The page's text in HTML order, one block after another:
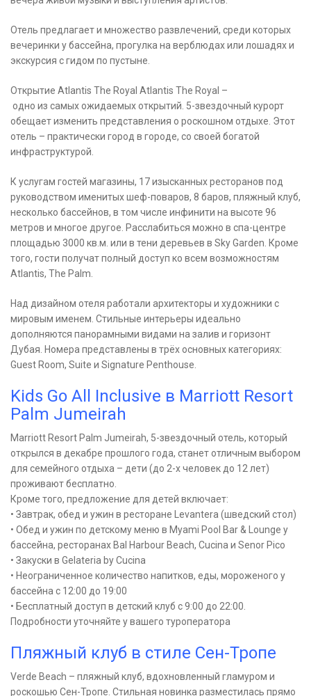
Отель предлагает и множество развлечений, среди которых
вечеринки у бассейна, прогулка на верблюдах или лошадях и
экскурсия с гидом по пустыне.
Открытие Atlantis The Royal Atlantis The Royal –
одно из самых ожидаемых открытий. 5-звездочный курорт
обещает изменить представления о роскошном отдыхе. Этот
отель – практически город в городе, со своей богатой
инфраструктурой.
К услугам гостей магазины, 17 изысканных ресторанов под
руководством именитых шеф-поваров, 8 баров, пляжный клуб,
несколько бассейнов, в том числе инфинити на высоте 96
метров и многое другое. Расслабиться можно в спа-центре
площадью 3000 кв.м. или в тени деревьев в Sky Garden. Кроме
того, гости получат полный доступ ко всем возможностям
Atlantis, The Palm.
Над дизайном отеля работали архитекторы и художники с
мировым именем. Стильные интерьеры идеально
дополняются панорамными видами на залив и горизонт
Дубая. Номера представлены в трёх основных категориях:
Guest Room, Suite и Signature Penthouse.
Kids Go All Inclusive в Marriott Resort
Palm Jumeirah
Marriott Resort Palm Jumeirah, 5-звездочный отель, который
открылся в декабре прошлого года, станет отличным выбором
для семейного отдыха – дети (до 2-х человек до 12 лет)
проживают бесплатно.
Кроме того, предложение для детей включает:
• Завтрак, обед и ужин в ресторане Levantera (шведский стол)
• Обед и ужин по детскому меню в Myami Pool Bar & Lounge у
бассейна, ресторанах Bal Harbour Beach, Cucina и Senor Pico
• Закуски в Gelateria by Cucina
• Неограниченное количество напитков, еды, мороженого у
бассейна с 12:00 до 19:00
• Бесплатный доступ в детский клуб с 9:00 до 22:00.
Подробности уточняйте у вашего туроператора
Пляжный клуб в стиле Сен-Тропе
Verde Beach – пляжный клуб, вдохновленный гламуром и
роскошью Сен-Тропе. Стильная новинка разместилась прямо